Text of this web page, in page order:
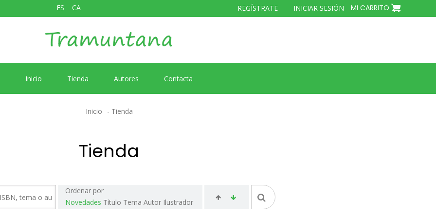
MI CARRITO
ES CA
MENÚ
DEL
REGÍSTRATE INICIAR SESIÓN
Inicio Tienda Autores Contacta
Inicio Tienda
Tienda
Ordenar por
Novedades Título Tema Autor Ilustrador